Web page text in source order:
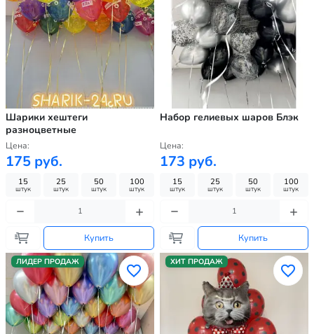
Шарики хештеги
разноцветные
Цена:
175 руб.
15
штук
25
штук
50
штук
100
штук
Купить
Набор гелиевых шаров Блэк
Цена:
173 руб.
15
штук
25
штук
50
штук
100
штук
Купить
ЛИДЕР ПРОДАЖ ХИТ ПРОДАЖ